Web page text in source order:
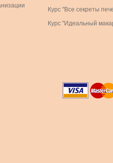
Курс "Все секреты
Курс "Идеальный